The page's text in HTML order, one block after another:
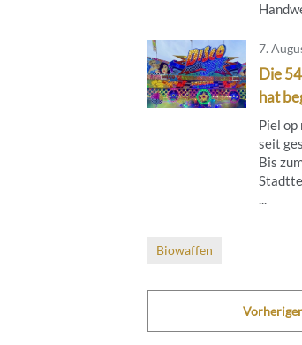
7.
Die
hat
Piel op
seit
Bis
...
Biowaffen